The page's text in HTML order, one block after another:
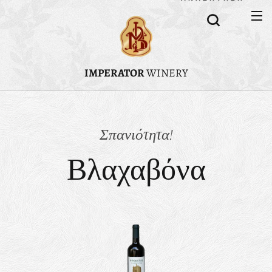
IMPERATORWINERY
Σπανιότητα!
Βλαχαβόνα